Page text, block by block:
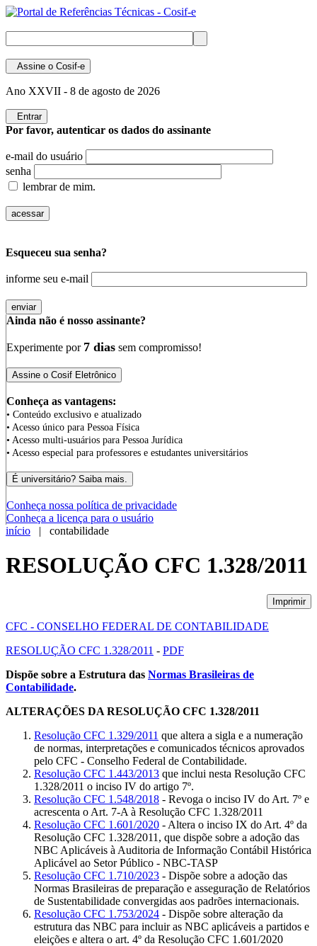
Assine o Cosif-e
Ano XXVII - 8 de agosto de 2026
Entrar
Por favor, autenticar os dados do assinante
e-mail do usuário
senha
lembrar de mim.
Esqueceu sua senha?
informe seu e-mail
Ainda não é nosso assinante?
Experimente por 7 dias sem compromisso!
Conheça as vantagens:
• Conteúdo exclusivo e atualizado
• Acesso único para Pessoa Física
• Acesso multi-usuários para Pessoa Jurídica
• Acesso especial para professores e estudantes universitários
Conheça nossa política de privacidade
Conheça a licença para o usuário
início | contabilidade
RESOLUÇÃO CFC 1.328/2011
Imprimir
CFC - CONSELHO FEDERAL DE CONTABILIDADE
RESOLUÇÃO CFC 1.328/2011 - PDF
Dispõe sobre a Estrutura das Normas Brasileiras de
Contabilidade.
ALTERAÇÕES DA RESOLUÇÃO CFC 1.328/2011
Resolução CFC 1.329/2011 que altera a sigla e a numeração
de normas, interpretações e comunicados técnicos aprovados
pelo CFC - Conselho Federal de Contabilidade.
Resolução CFC 1.443/2013 que inclui nesta Resolução CFC
1.328/2011 o inciso IV do artigo 7º.
Resolução CFC 1.548/2018 - Revoga o inciso IV do Art. 7º e
acrescenta o Art. 7-A à Resolução CFC 1.328/2011
Resolução CFC 1.601/2020 - Altera o inciso IX do Art. 4º da
Resolução CFC 1.328/2011, que dispõe sobre a adoção das
NBC Aplicáveis à Auditoria de Informação Contábil Histórica
Aplicável ao Setor Público - NBC-TASP
Resolução CFC 1.710/2023 - Dispõe sobre a adoção das
Normas Brasileiras de preparação e asseguração de Relatórios
de Sustentabilidade convergidas aos padrões internacionais.
Resolução CFC 1.753/2024 - Dispõe sobre alteração da
estrutura das NBC para incluir as NBC aplicáveis a partidos e
eleições e altera o art. 4º da Resolução CFC 1.601/2020